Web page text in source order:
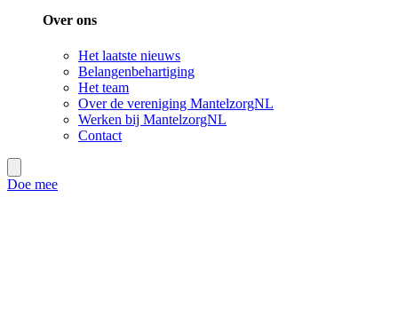
Over ons
Het laatste nieuws
Belangenbehartiging
Het team
Over de vereniging MantelzorgNL
Werken bij MantelzorgNL
Contact
Doe mee